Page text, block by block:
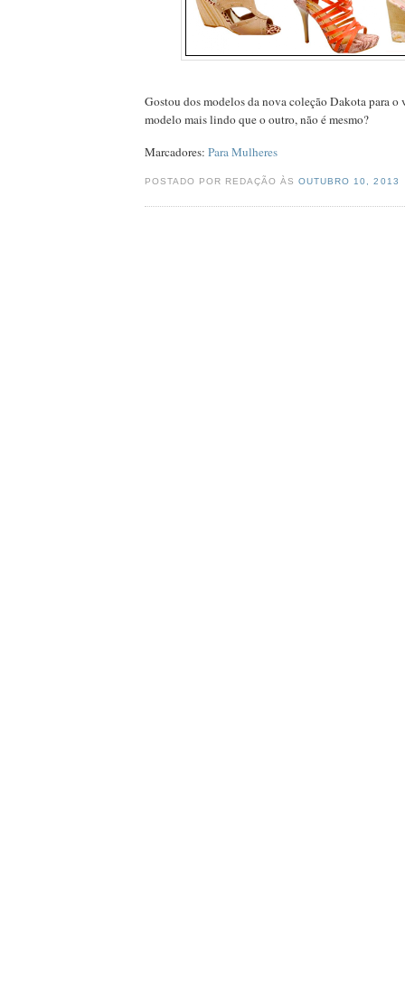
Gostou dos modelos da nova coleção Dakota para o
modelo mais lindo que o outro, não é mesmo?
Marcadores: Para Mulheres
POSTADO POR REDAÇÃO ÀSOUTUBRO 10, 2013